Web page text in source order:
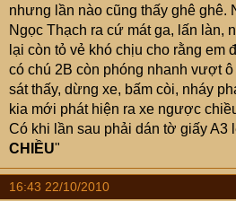
nhưng lần nào cũng thấy ghê ghê.
Ngọc Thạch ra cứ mát ga, lấn làn,
lại còn tỏ vẻ khó chịu cho rằng em
có chú 2B còn phóng nhanh vượt
sát thấy, dừng xe, bấm còi, nháy
kia mới phát hiện ra xe ngược
Có khi lần sau phải dán tờ giấy A3
CHIỀU"
16:43 22/10/2010